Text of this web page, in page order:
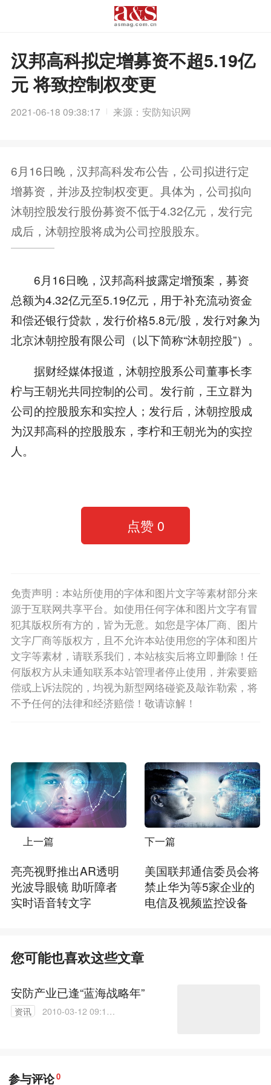
汉邦高科拟定增募资不超5.19亿
元 将致控制权变更
2021-06-18 09:38:17 来源：安防知识网
6月16日晚，汉邦高科发布公告，公司拟进行定
增募资，并涉及控制权变更。具体为，公司拟向
沐朝控股发行股份募资不低于4.32亿元，发行完
成后，沐朝控股将成为公司控股股东。
6月16日晚，汉邦高科披露定增预案，募资
总额为4.32亿元至5.19亿元，用于补充流动资金
和偿还银行贷款，发行价格5.8元/股，发行对象为
北京沐朝控股有限公司（以下简称“沐朝控股”）。
据财经媒体报道，沐朝控股系公司董事长李
柠与王朝光共同控制的公司。发行前，王立群为
公司的控股股东和实控人；发行后，沐朝控股成
为汉邦高科的控股股东，李柠和王朝光为的实控
人。
点赞 0
免责声明：本站所使用的字体和图片文字等素材部分来
源于互联网共享平台。如使用任何字体和图片文字有冒
犯其版权所有方的，皆为无意。如您是字体厂商、图片
文字厂商等版权方，且不允许本站使用您的字体和图片
文字等素材，请联系我们，本站核实后将立即删除！任
何版权方从未通知联系本站管理者停止使用，并索要赔
偿或上诉法院的，均视为新型网络碰瓷及敲诈勒索，将
不予任何的法律和经济赔偿！敬请谅解！
上一篇
亮亮视野推出AR透明
光波导眼镜 助听障者
实时语音转文字
下一篇
美国联邦通信委员会将
禁止华为等5家企业的
电信及视频监控设备
您可能也喜欢这些文章
安防产业已逢“蓝海战略年”
资讯
2010-03-12 09:13:
参与评论0